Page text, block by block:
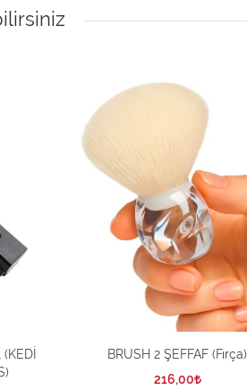
BRUSH 2 ŞEFFAF (Fırça)
216,00